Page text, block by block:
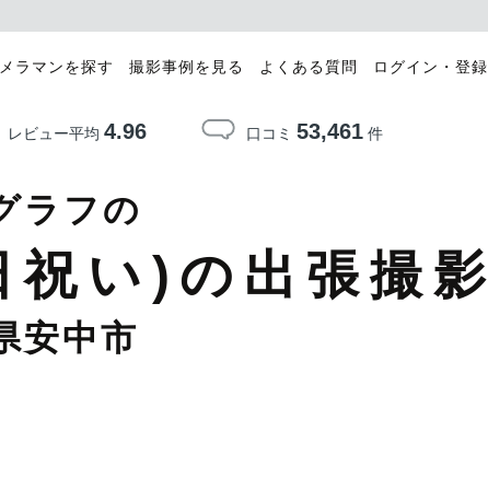
ラマンを探す 撮影事例を見る よくある質問 ログイン・登録
レビュー平均 4.96 口コミ 53,461件
ラフの
い)の出張撮影
安中市